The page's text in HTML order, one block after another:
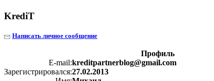
KrediT
Написать личное сообщение
Профиль
E-mail:kreditpartnerblog@gmail.com
Зарегистрировался:27.02.2013